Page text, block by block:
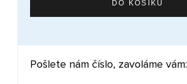
Pošlete nám číslo, zavoláme vám: